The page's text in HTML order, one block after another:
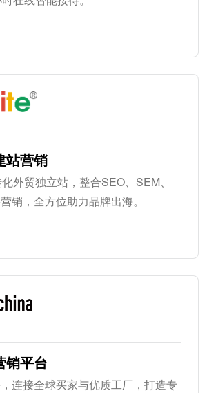
站营销
外贸独立站，整合SEO、SEM、
销，全方位助力品牌出海。
销平台
连接全球买家与优质工厂，打造专